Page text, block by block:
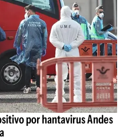
por hantavirus Andes